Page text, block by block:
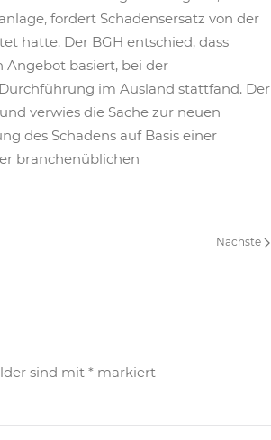
fordert Schadensersatz von der
hatte. Der BGH entschied, dass
Angebot basiert, bei der
im Ausland stattfand. Der
verwies die Sache zur neuen
des Schadens auf Basis einer
branchenüblichen
Nächste
sind mit * markiert